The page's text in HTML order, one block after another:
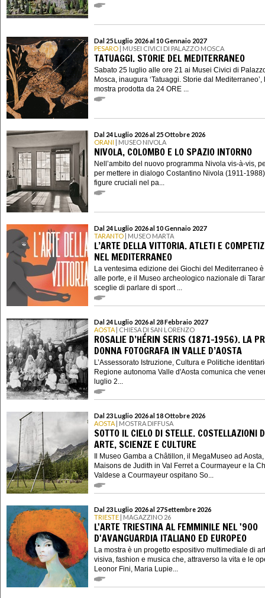
Dal 25 Luglio 2026 al 10 Gennaio 2027
PESARO | MUSEI CIVICI DI PALAZZO MOSCA
TATUAGGI. STORIE DEL MEDITERRANEO
Sabato 25 luglio alle ore 21 ai Musei Civici di
Mosca, inaugura ‘Tatuaggi. Storie dal Mediterraneo’,
mostra prodotta da 24 ORE ...
Dal 24 Luglio 2026 al 25 Ottobre 2026
ORANI | MUSEO NIVOLA
NIVOLA, COLOMBO E LO SPAZIO INTORNO
Nell’ambito del nuovo programma Nivola vis-à-vis,
per mettere in dialogo Costantino Nivola (1911-
figure cruciali nel pa...
Dal 24 Luglio 2026 al 10 Gennaio 2027
TARANTO | MUSEO MARTA
L’ARTE DELLA VITTORIA. ATLETI E
NEL MEDITERRANEO
La ventesima edizione dei Giochi del Mediterraneo
alle porte, e il Museo archeologico nazionale di
sceglie di parlare di sport ...
Dal 24 Luglio 2026 al 28 Febbraio 2027
AOSTA | CHIESA DI SAN LORENZO
ROSALIE D’HÉRIN SERIS (1871-1956). LA
DONNA FOTOGRAFA IN VALLE D’AOSTA
L’Assessorato Istruzione, Cultura e Politiche
Regione autonoma Valle d'Aosta comunica che
luglio 2...
Dal 23 Luglio 2026 al 18 Ottobre 2026
AOSTA | MOSTRA DIFFUSA
SOTTO IL CIELO DI STELLE. COSTELLAZIONI
ARTE, SCIENZE E CULTURE
Il Museo Gamba a Châtillon, il MegaMuseo ad
Maisons de Judith in Val Ferret a Courmayeur e la
Valdese a Courmayeur ospitano So...
Dal 23 Luglio 2026 al 27 Settembre 2026
TRIESTE | MAGAZZINO 26
L'ARTE TRIESTINA AL FEMMINILE NEL '900
D'AVANGUARDIA ITALIANO ED EUROPEO
La mostra è un progetto espositivo multimediale di
visiva, fashion e musica che, attraverso la vita e le
Leonor Fini, Maria Lupie...